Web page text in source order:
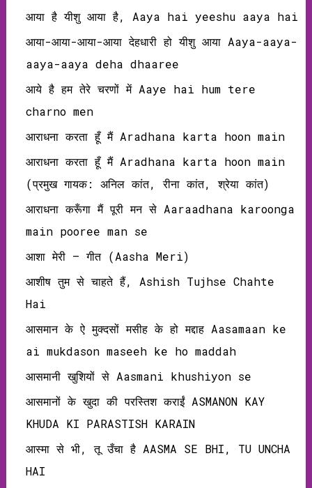
आया है यीशु आया है, Aaya hai yeeshu aaya hai
आया-आया-आया-आया देहधारी हो यीशु आया Aaya-aaya-
aaya-aaya deha dhaaree
आये है हम तेरे चरणों में Aaye hai hum tere
charno men
आराधना करता हूँ मैं Aradhana karta hoon main
आराधना करता हूँ मैं Aradhana karta hoon main
(प्रमुख गायक: अनिल कांत, रीना कांत, श्रेया कांत)
आराधना करूँगा मैं पूरी मन से Aaraadhana karoonga
main pooree man se
आशा मेरी – गीत (Aasha Meri)
आशीष तुम से चाहते हैं, Ashish Tujhse Chahte
Hai
आसमान के ऐ मुक्दसों मसीह के हो मद्दाह Aasamaan ke
ai mukdason maseeh ke ho maddah
आसमानी खुशियों से Aasmani khushiyon se
आसमानों के खुदा की परस्तिश कराईं ASMANON KAY
KHUDA KI PARASTISH KARAIN
आस्मा से भी, तू उँचा है AASMA SE BHI, TU UNCHA
HAI